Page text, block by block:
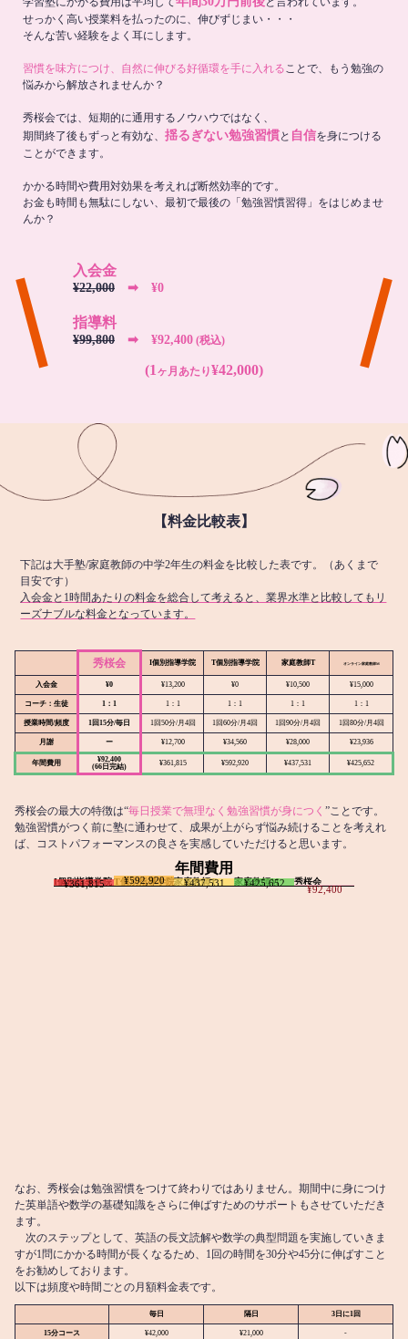
せっかく高い授業料を払ったのに、伸びずじまい・・・
そんな苦い経験をよく耳にします。
習慣を味方につけ、自然に伸びる好循環を手に入れることで、もう勉強の
悩みから解放されませんか？
秀桜会では、短期的に通用するノウハウではなく、
期間終了後もずっと有効な、 揺るぎない勉強習慣と 自信を身につける
ことができます。
かかる時間や費用対効果を考えれば断然効率的です。
お金も時間も無駄にしない、最初で最後の「勉強習慣習得」をはじめませ
んか？
入会金
¥22,000 ➡︎ ¥0
指導料
¥99,800 ➡︎ ¥92,400 (税込)
(1 ヶ月あたり¥42,000)
【料金比較表】
下記は大手塾/家庭教師の中学2年生の料金を比較した表です。（あくまで
目安です）
入会金と1時間あたりの料金を総合して考えると、業界水準と比較してもリ
ーズナブルな料金となっています。
秀桜会 I個別指導学院 T個別指導学院 家庭教師T オンライン家庭教師M
入会金 ¥0 ¥13,200 ¥0 ¥10,500 ¥15,000
コーチ：生徒 1：1 1：1 1：1 1：1 1：1
授業時間/頻度 1回15分/毎日 1回50分/月4回 1回60分/月4回 1回90分/月4回 1回80分/月4回
月謝 ー ¥12,700 ¥34,560 ¥28,000 ¥23,936
年間費用
¥92,400
(66日完結)
¥361,815 ¥592,920 ¥437,531 ¥425,652
秀桜会の最大の特徴は“毎日授業で無理なく勉強習慣が身につく ”ことです。
勉強習慣がつく前に塾に通わせて、成果が上がらず悩み続けることを考えれ
ば、コストパフォーマンスの良さを実感していただけると思います。
年間費用
I個別指導学院
¥361,815 T個別指導学院
¥592,920 家庭教師T
¥437,531 家庭教師M
¥425,652 秀桜会
¥92,400
なお、秀桜会は勉強習慣をつけて終わりではありません。期間中に身につけ
た英単語や数学の基礎知識をさらに伸ばすためのサポートもさせていただき
ます。
次のステップとして、英語の長文読解や数学の典型問題を実施していきま
すが1問にかかる時間が長くなるため、1回の時間を30分や45分に伸ばすこと
をお勧めしております。
以下は頻度や時間ごとの月額料金表です。
毎日 隔日 3日に1回
15分コース ¥42,000 ¥21,000 -